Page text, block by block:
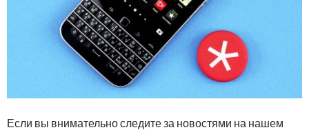
Если вы внимательно следите за новостями на нашем